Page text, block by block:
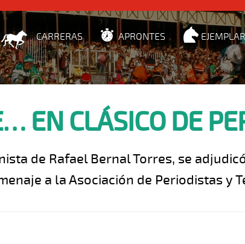
CARRERAS APRONTES
EN CLÁSICO DE
de Rafael Bernal Torres, se
a la Asociación de Periodistas y